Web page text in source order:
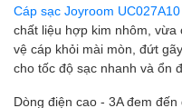
Cáp sạc Joyroom
chất liệu hợp kim nhôm,
vệ cáp khỏi mài mòn, đứt
cho tốc độ sạc nhanh và ổn
Dòng điện cao - 3A đem